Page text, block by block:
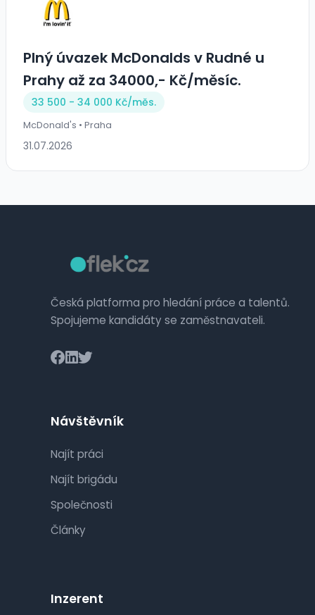
Plný úvazek McDonalds v Rudné u
Prahy až za 34000,- Kč/měsíc.
33 500 - 34 000 Kč/měs.
McDonald's • Praha
31.07.2026
Česká platforma pro hledání práce a talentů.
Spojujeme kandidáty se zaměstnavateli.
Návštěvník
Najít práci
Najít brigádu
Společnosti
Články
Inzerent